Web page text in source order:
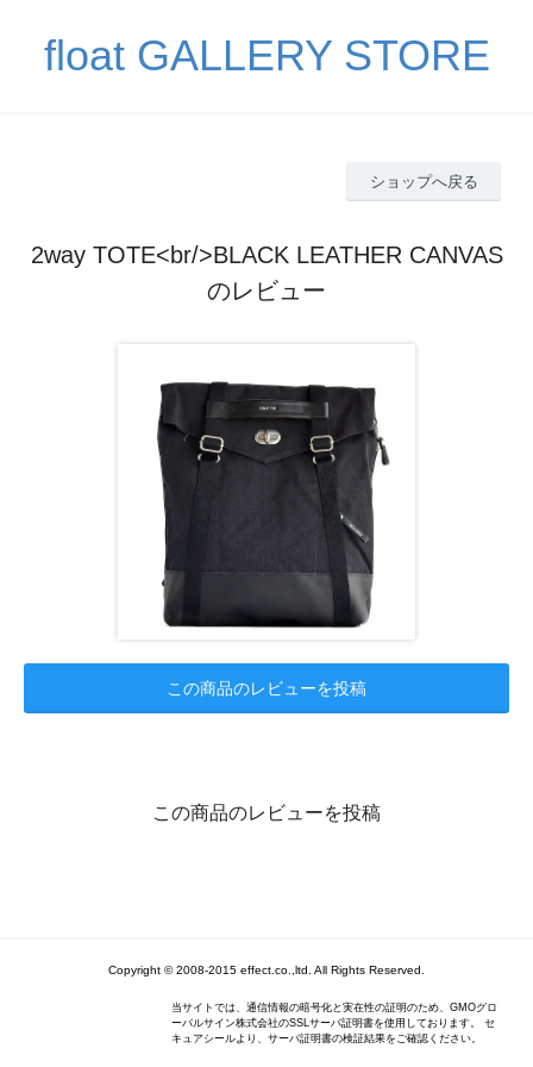
float GALLERY STORE
ショップへ戻る
2way TOTE<br/>BLACK LEATHER CANVAS
のレビュー
この商品のレビューを投稿
この商品のレビューを投稿
Copyright © 2008-2015 effect.co.,ltd. All Rights Reserved.
当サイトでは、通信情報の暗号化と実在性の証明のため、GMOグロ
ーバルサイン株式会社のSSLサーバ証明書を使用しております。 セ
キュアシールより、サーバ証明書の検証結果をご確認ください。